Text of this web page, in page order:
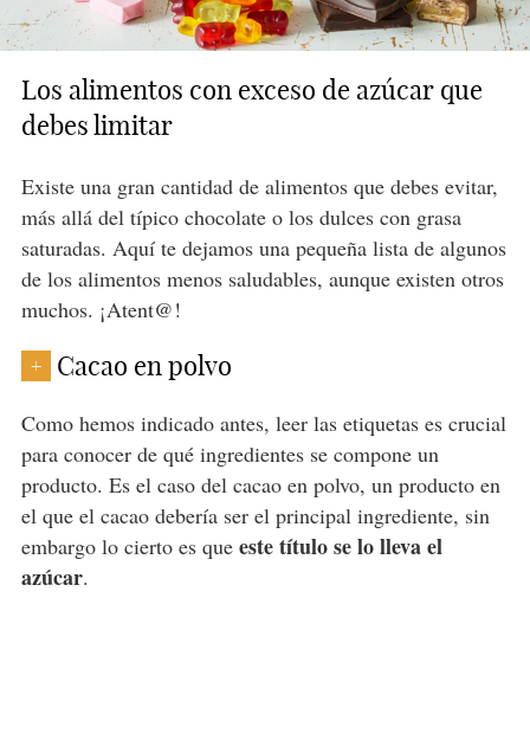
Los alimentos con exceso de azúcar que
debes limitar
Existe una gran cantidad de alimentos que debes evitar,
más allá del típico chocolate o los dulces con grasa
saturadas. Aquí te dejamos una pequeña lista de algunos
de los alimentos menos saludables, aunque existen otros
muchos. ¡Atent@!
+ Cacao en polvo
Como hemos indicado antes, leer las etiquetas es crucial
para conocer de qué ingredientes se compone un
producto. Es el caso del cacao en polvo, un producto en
el que el cacao debería ser el principal ingrediente, sin
embargo lo cierto es que este título se lo lleva el
azúcar.